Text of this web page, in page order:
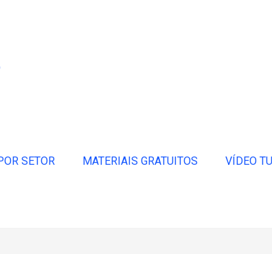
SETOR MATERIAIS GRATUITOS VÍDEO